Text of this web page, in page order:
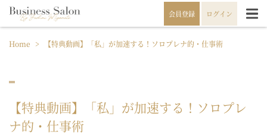
会員登録 ログイン
Home > 【特典動画】「私」が加速する！ソロプレナ的・仕事術
【特典動画】「私」が加速する！ソロプレ
ナ的・仕事術